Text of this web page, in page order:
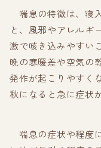
喘息の特徴は、寝
と、風邪やアレルギ
激で咳き込みやすい
晩の寒暖差や空気の
発作が起こりやすく
秋になると急に症状
喘息の症状や程度